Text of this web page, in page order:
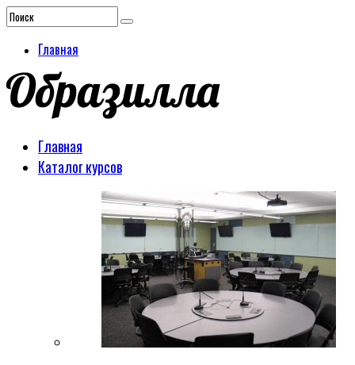
Главная
Главная
Каталог курсов